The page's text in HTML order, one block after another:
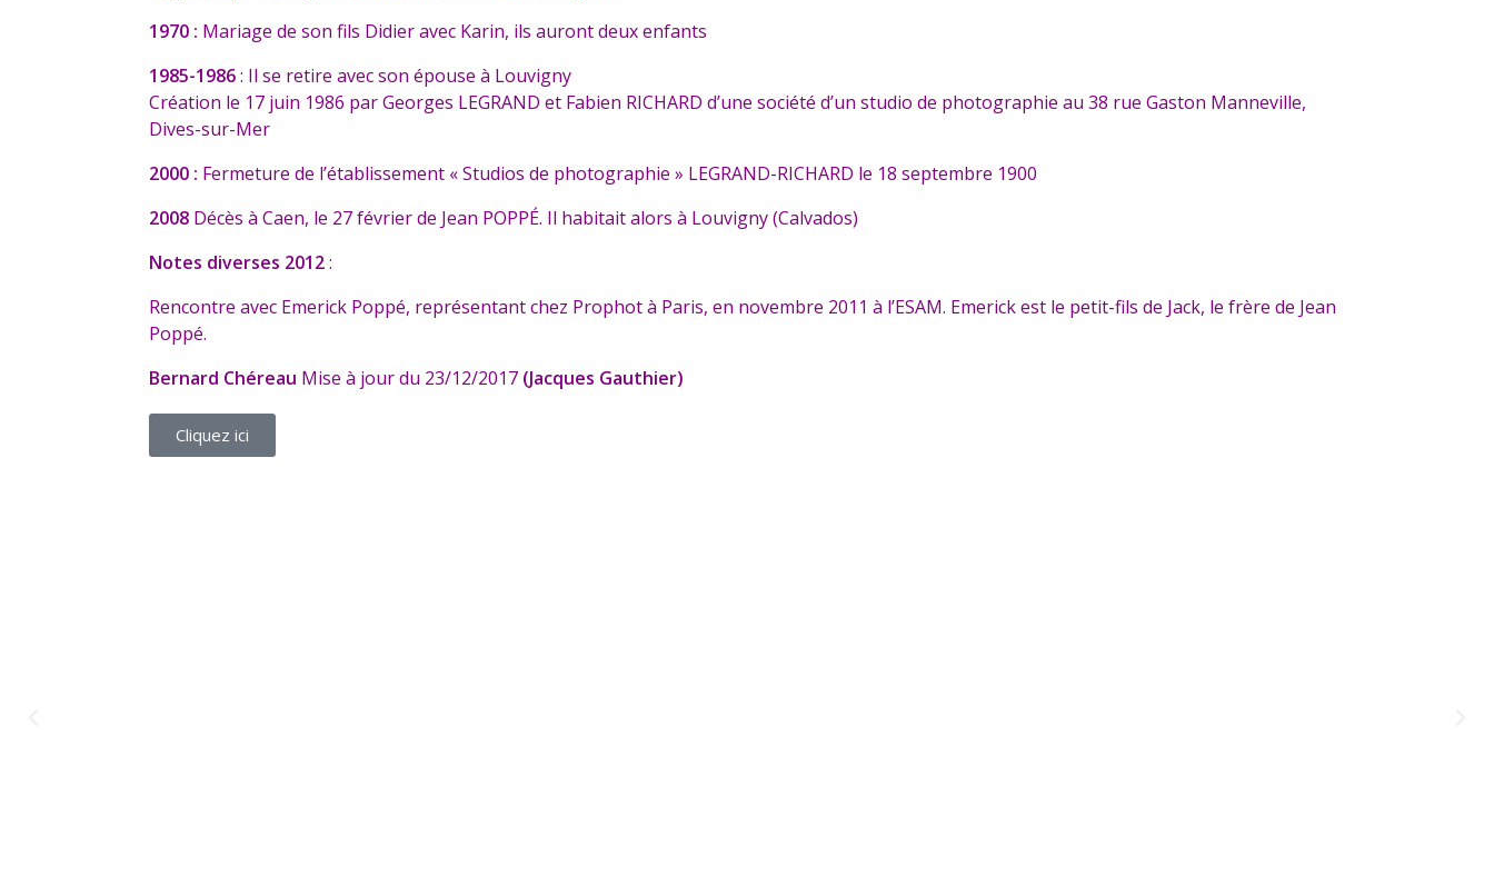
1970 : Mariage de son fils Didier avec Karin, ils auront deux enfants
1985-1986: Il se retire avec son épouse à Louvigny
Création le 17 juin 1986 par Georges LEGRAND et Fabien RICHARD d’une société d’un studio de photographie au 38 rue Gaston Manneville,
Dives-sur-Mer
2000 : Fermeture de l’établissement « Studios de photographie » LEGRAND-RICHARD le 18 septembre 1900
2008 Décès à Caen, le 27 février de Jean POPPÉ. Il habitait alors à Louvigny (Calvados)
Notes diverses 2012:
Rencontre avec Emerick Poppé, représentant chez Prophot à Paris, en novembre 2011 à l’ESAM. Emerick est le petit-fils de Jack, le frère de Jean
Poppé.
Bernard Chéreau Mise à jour du 23/12/2017 (Jacques Gauthier)
Cliquez ici